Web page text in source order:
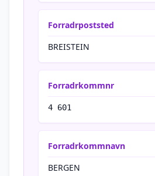
Forradrpoststed
BREISTEIN
Forradrkommnr
4 601
Forradrkommnavn
BERGEN